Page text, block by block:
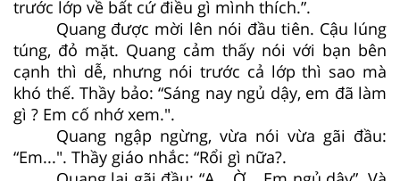
trước lớp về bất cứ điều gì mình thích.”.
Quang được mời lên nói đầu tiên. Cậu lúng
túng, đỏ mặt. Quang cảm thấy nói với bạn bên
cạnh thì dễ, nhưng nói trước cả lớp thì sao mà
khó thế. Thầy bảo: “Sáng nay ngủ dậy, em đã làm
gì ? Em cố nhớ xem.".
Quang ngập ngừng, vừa nói vừa gãi đầu:
“Em...". Thầy giáo nhắc: “Rổi gì nữa?.